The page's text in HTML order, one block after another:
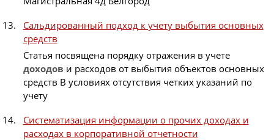
Сальдированный подход к учету выбытия основных
средств
Статья посвящена порядку отражения в учете
доходов и расходов от выбытия объектов основных
средств В условиях отсутствия четких указаний по
учету
Систематизация информации о прочих доходах и
расходах в корпоративной отчетности